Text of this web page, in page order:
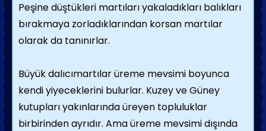
Peşine düştükleri martıları yakaladıkları ba­lıkları
bırakmaya zorladıklarından korsan martılar
olarak da tanınırlar.
Büyük dalıcımartılar üreme mevsimi bo­yunca
kendi yiyeceklerini bulurlar. Kuzey ve Güney
kutupları yakınlarında üreyen toplu­luklar
birbirinden ayrıdır. Ama üreme mevsi­mi dışında